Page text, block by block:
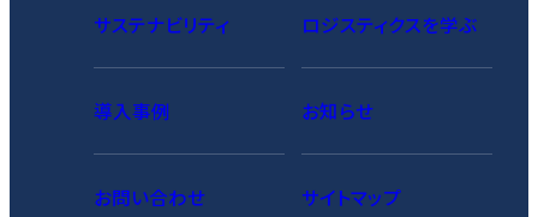
サステナビリティ ロジスティクスを学ぶ
導入事例 お知らせ
お問い合わせ サイトマップ